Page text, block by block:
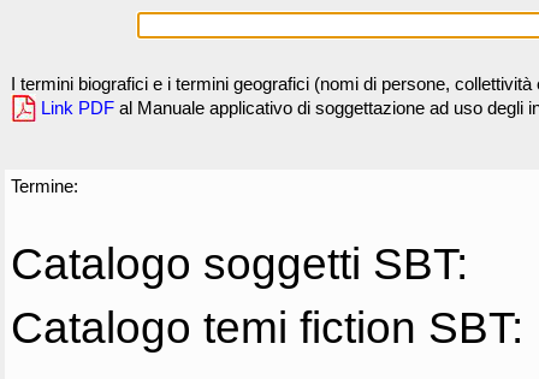
I termini biografici e i termini geografici (nomi di persone,
Link PDF al Manuale applicativo di soggettazione ad uso degli
Termine:
Catalogo soggetti SBT:
Catalogo temi fiction SBT: